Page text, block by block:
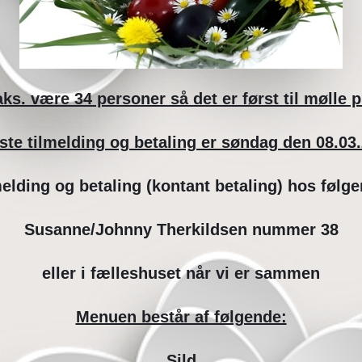
være 34 personer så det er først til mølle
tilmelding og betaling er søndag den
og betaling (kontant betaling) hos
Susanne/Johnny Therkildsen nummer 38
eller i fælleshuset når vi er sammen
Menuen består af følgende: